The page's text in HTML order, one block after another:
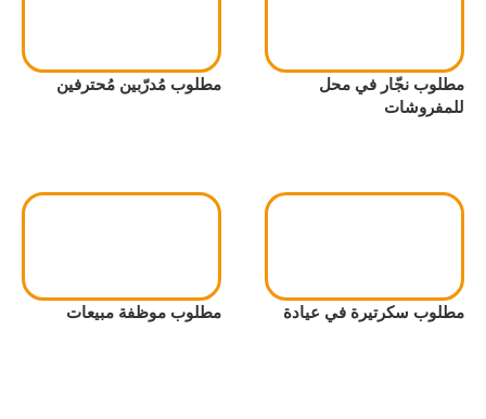
مطلوب نجّار في محل
للمفروشات
مطلوب مُدرّبين مُحترفين
مطلوب سكرتيرة في عيادة مطلوب موظفة مبيعات